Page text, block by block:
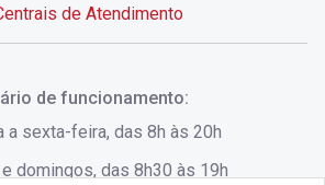
de Atendimento
de funcionamento:
a sexta-feira, das 8h às 20h
domingos, das 8h30 às 19h